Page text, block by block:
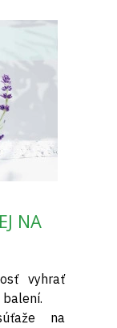
NA
vyhrať
na